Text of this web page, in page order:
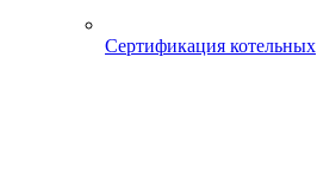
Сертификация котельных